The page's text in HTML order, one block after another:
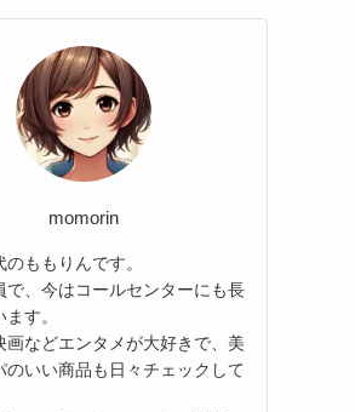
momorin
ももりんです。
で、今はコールセンターにも長
す。
画などエンタメが大好きで、美
のいい商品も日々チェックして